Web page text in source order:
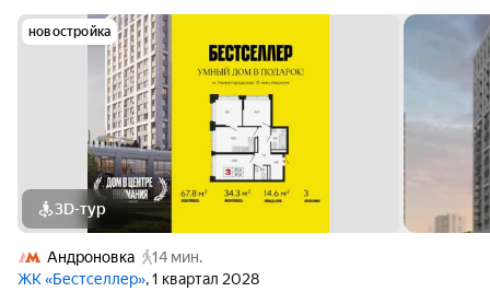
новостройка
3D-тур
Андроновка
14 мин.
ЖК «Бестселлер», 1 квартал 2028